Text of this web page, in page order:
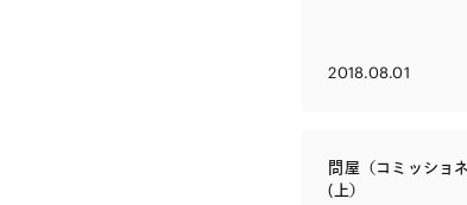
2018.08.01
問屋（コミッショ
(上）